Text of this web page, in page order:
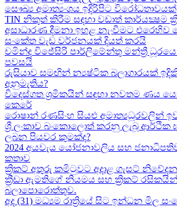
සෞඛ්‍ය අමාත්‍යංශය ඉදිරිපිට විරෝධතාවයක්
TIN නිකුත් කිරීම සඳහා වඩාත් කාර්යක්‍ෂම
අසාධාරණ දීමනා ඉහළ නැංවීමට
සංකේත වැඩ වර්ජනයක් දියත් කරයි
චමින්ද විජේසිරි පාර්ලිමේන්තු මන්ත්‍රී
පවසයි
රුසියාව සමඟින් න්‍යෂ්ටික බලාගාරයක්
අනුමැතිය?
විදෙස්ගත ශ්‍රමිකයින් සඳහා නවතම ණය
කෙරේ
රොෂාන් රණසිංහ සියළු අමාත්‍යධූරවලින්
ශ්‍රී ලංකාව බංකොලොත් කරනු ලැබූ
ලබන පියවර කුමක්ද​?
2024 අයවැය යෝජනාවලිය​ සහ
කතාව​
ක්‍රිකට් අතුරු කමිටුවට අදාළ ගැසට්
ක්‍රීඩා ඇමතිගේ නියමය​ සහ ක්‍රිකට්
බලාපොරොත්තුව.
අද (31) මධ්‍යම රාත්‍රියේ සිට ඉන්ධන මිල